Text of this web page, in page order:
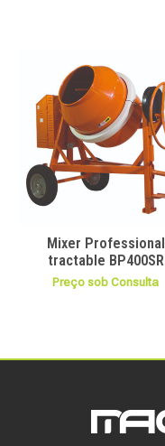
Mixer Professional
tractable BP400SR
Preço sob Consulta